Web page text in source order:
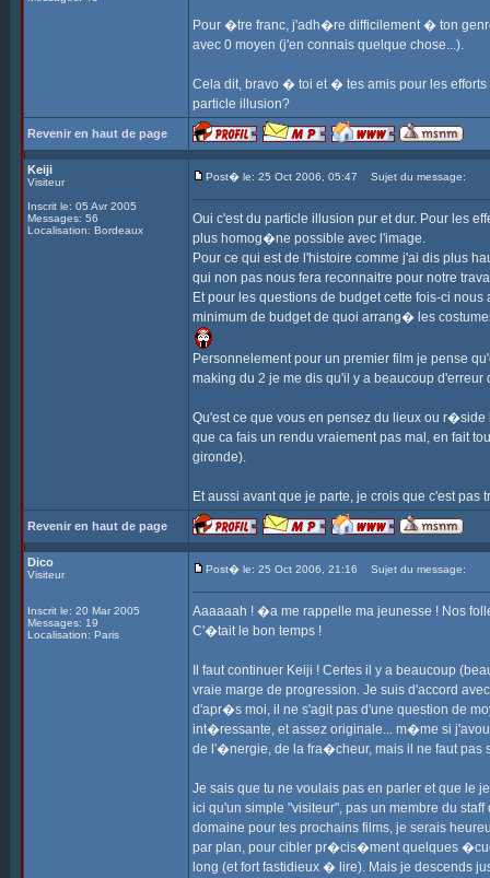
Pour �tre franc, j'adh�re difficilement � ton
avec 0 moyen (j'en connais quelque chose...).
Cela dit, bravo � toi et � tes amis pour les
particle illusion?
Revenir en haut de page
Keiji
Visiteur
Inscrit le: 05 Avr 2005
Messages: 56
Localisation: Bordeaux
Post� le: 25 Oct 2006, 05:47 Sujet du message:
Oui c'est du particle illusion pur et dur. Pour les
plus homog�ne possible avec l'image.
Pour ce qui est de l'histoire comme j'ai dis plus
qui non pas nous fera reconnaitre pour notre
Et pour les questions de budget cette fois-ci
minimum de budget de quoi arrang� les
Personnelement pour un premier film je pense
making du 2 je me dis qu'il y a beaucoup
Qu'est ce que vous en pensez du lieux ou
que ca fais un rendu vraiement pas mal, en fait
gironde).
Et aussi avant que je parte, je crois que c'est
Revenir en haut de page
Dico
Visiteur
Inscrit le: 20 Mar 2005
Messages: 19
Localisation: Paris
Post� le: 25 Oct 2006, 21:16 Sujet du message:
Aaaaaah ! �a me rappelle ma jeunesse ! Nos
C'�tait le bon temps !
Il faut continuer Keiji ! Certes il y a beaucoup
vraie marge de progression. Je suis d'accord
d'apr�s moi, il ne s'agit pas d'une question de
int�ressante, et assez originale... m�me si
de l'�nergie, de la fra�cheur, mais il ne faut pas
Je sais que tu ne voulais pas en parler et que le
ici qu'un simple "visiteur", pas un membre du
domaine pour tes prochains films, je serais
par plan, pour cibler pr�cis�ment quelques
long (et fort fastidieux � lire). Mais je descends